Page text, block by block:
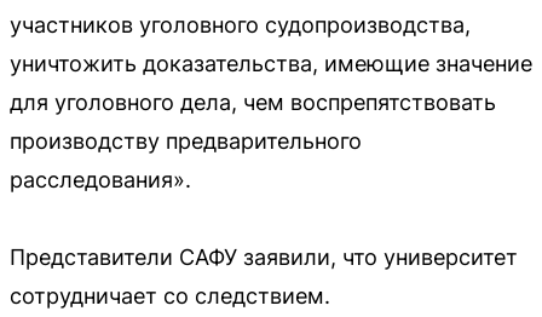
участников уголовного судопроизводства,
уничтожить доказательства, имеющие значение
для уголовного дела, чем воспрепятствовать
производству предварительного
расследования».
Представители САФУ заявили, что университет
сотрудничает со следствием.